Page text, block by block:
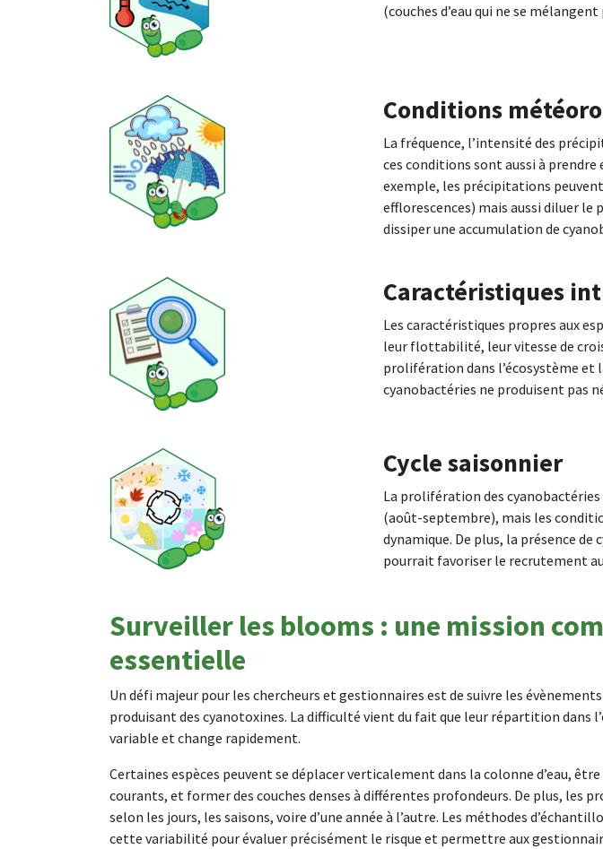
(couches d’eau qui ne se
Conditions
La fréquence, l’intensité des
ces conditions sont aussi à prendre
exemple, les précipitations
efflorescences) mais aussi diluer
dissiper une accumulation de
Caractéristiques
Les caractéristiques propres aux
leur flottabilité, leur vitesse de
prolifération dans l’écosystème et
cyanobactéries ne produisent pas
Cycle saisonnier
La prolifération des cyanobactéries
(août-septembre), mais les
dynamique. De plus, la présence
pourrait favoriser le recrutement
Surveiller les blooms : une mission
essentielle
Un défi majeur pour les chercheurs et gestionnaires est de suivre les
produisant des cyanotoxines. La difficulté vient du fait que leur répartition dans
variable et change rapidement.
Certaines espèces peuvent se déplacer verticalement dans la colonne d’eau,
courants, et former des couches denses à différentes profondeurs. De plus,
selon les jours, les saisons, voire d’une année à l’autre. Les méthodes
cette variabilité pour évaluer précisément le risque et permettre aux